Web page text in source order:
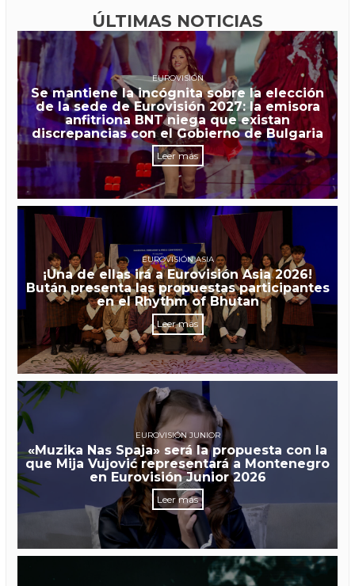
ÚLTIMAS NOTICIAS
EUROVISIÓN
Se mantiene la incógnita sobre la elección
de la sede de Eurovisión 2027: la emisora
anfitriona BNT niega que existan
discrepancias con el Gobierno de Bulgaria
Leer más
EUROVISIÓN ASIA
¡Una de ellas irá a Eurovisión Asia 2026!
Bután presenta las propuestas participantes
en el Rhythm of Bhutan
Leer más
EUROVISIÓN JUNIOR
«Muzika Nas Spaja» será la propuesta con la
que Mija Vujović representará a Montenegro
en Eurovisión Junior 2026
Leer más